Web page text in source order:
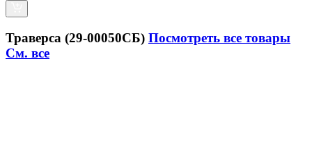
Траверса (29-00050СБ) Посмотреть все товары
См. все